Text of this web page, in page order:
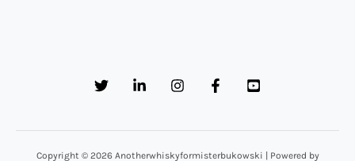
Copyright © 2026 Anotherwhiskyformisterbukowski | Powered by